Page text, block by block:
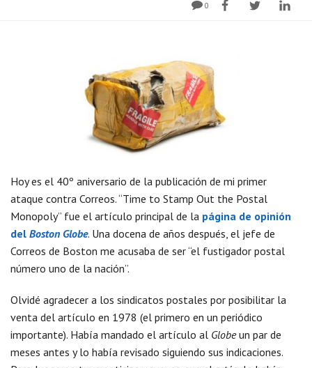
0
Hoy es el 40º aniversario de la publicación de mi primer
ataque contra Correos. “Time to Stamp Out the Postal
Monopoly” fue el artículo principal de la página de opinión
del Boston Globe. Una docena de años después, el jefe de
Correos de Boston me acusaba de ser “el fustigador postal
número uno de la nación”.
Olvidé agradecer a los sindicatos postales por posibilitar la
venta del artículo en 1978 (el primero en un periódico
importante). Había mandado el artículo al Globeun par de
meses antes y lo había revisado siguiendo sus indicaciones.